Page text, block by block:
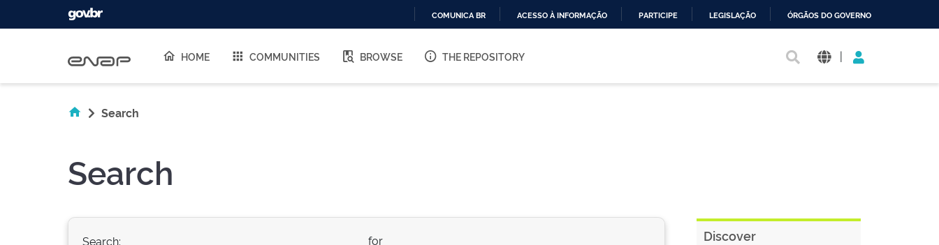
O
COMUNICA BR ACESSO À INFORMAÇÃO PARTICIPE LEGISLAÇÃO ÓRGÃOS DO GOVERNO
HOME COMMUNITIES BROWSE THE REPOSITORY |
Search
Search
Search: for Discover